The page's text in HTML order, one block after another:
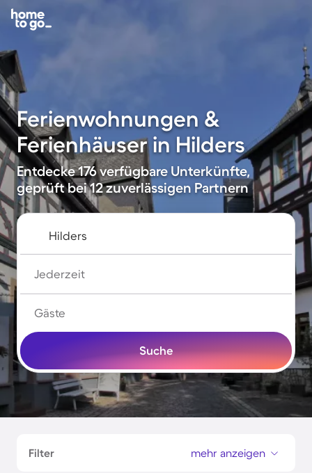
Ferienwohnungen &
Ferienhäuser in Hilders
Entdecke 176 verfügbare Unterkünfte,
geprüft bei 12 zuverlässigen Partnern
Jederzeit
Gäste
Suche
Filter mehr anzeigen